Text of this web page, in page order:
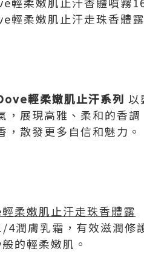
輕柔嫩肌止汗走珠香體
輕柔嫩肌止汗系列 以
，展現高雅、柔和的香
，散發更多自信和魅力。
柔嫩肌止汗走珠香體露
4潤膚乳霜，有效滋潤修
的輕柔嫩肌。